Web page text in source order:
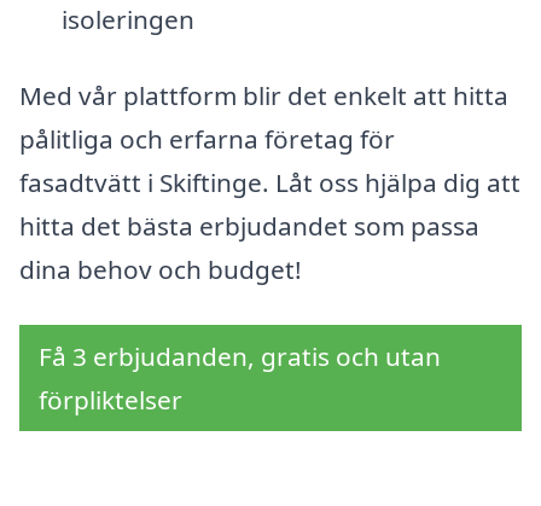
isoleringen
Med vår plattform blir det enkelt att hitta
pålitliga och erfarna företag för
fasadtvätt i Skiftinge. Låt oss hjälpa dig att
hitta det bästa erbjudandet som passa
dina behov och budget!
Få 3 erbjudanden, gratis och utan
förpliktelser